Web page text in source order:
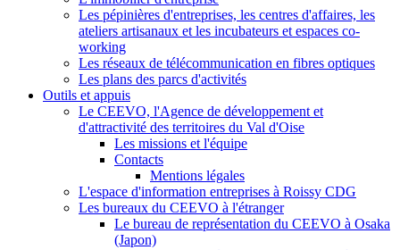
Les pépinières d'entreprises, les centres d'affaires, les
ateliers artisanaux et les incubateurs et espaces co-
working
Les réseaux de télécommunication en fibres optiques
Les plans des parcs d'activités
Outils et appuis
Le CEEVO, l'Agence de développement et
d'attractivité des territoires du Val d'Oise
Les missions et l'équipe
Contacts
Mentions légales
L'espace d'information entreprises à Roissy CDG
Les bureaux du CEEVO à l'étranger
Le bureau de représentation du CEEVO à Osaka
(Japon)